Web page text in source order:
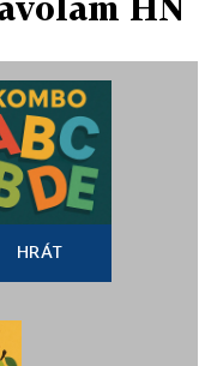
HRÁT